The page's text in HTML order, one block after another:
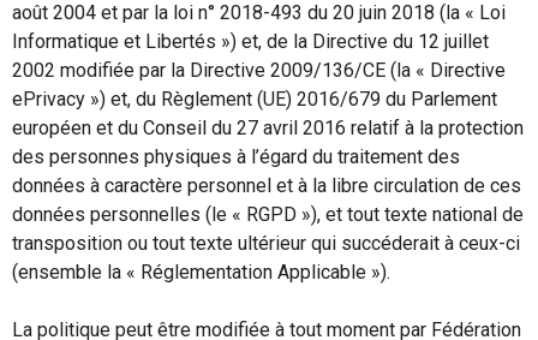
août 2004 et par la loi n° 2018-493 du 20 juin 2018 (la « Loi
Informatique et Libertés ») et, de la Directive du 12 juillet
2002 modifiée par la Directive 2009/136/CE (la « Directive
ePrivacy ») et, du Règlement (UE) 2016/679 du Parlement
européen et du Conseil du 27 avril 2016 relatif à la protection
des personnes physiques à l’égard du traitement des
données à caractère personnel et à la libre circulation de ces
données personnelles (le « RGPD »), et tout texte national de
transposition ou tout texte ultérieur qui succéderait à ceux-ci
(ensemble la « Réglementation Applicable »).
La politique peut être modifiée à tout moment par Fédération